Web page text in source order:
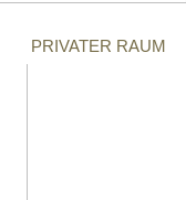
PRIVATER RAUM